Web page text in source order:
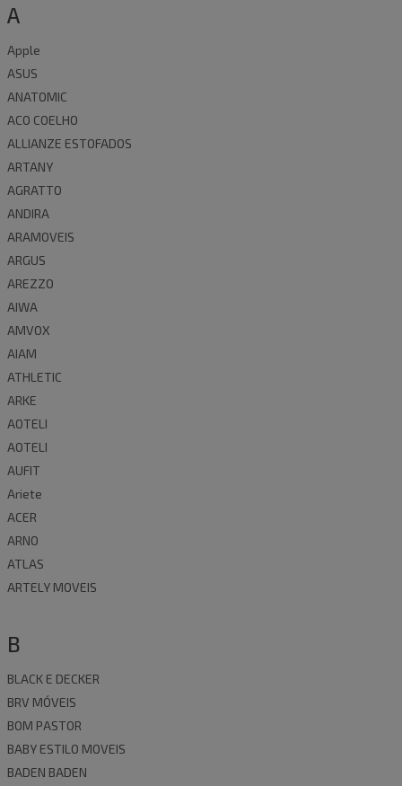
A
Apple
ASUS
ANATOMIC
ACO COELHO
ALLIANZE ESTOFADOS
ARTANY
AGRATTO
ANDIRA
ARAMOVEIS
ARGUS
AREZZO
AIWA
AMVOX
AIAM
ATHLETIC
ARKE
AOTELI
AOTELI
AUFIT
Ariete
ACER
ARNO
ATLAS
ARTELY MOVEIS
B
BLACK E DECKER
BRV MÓVEIS
BOM PASTOR
BABY ESTILO MOVEIS
BADEN BADEN